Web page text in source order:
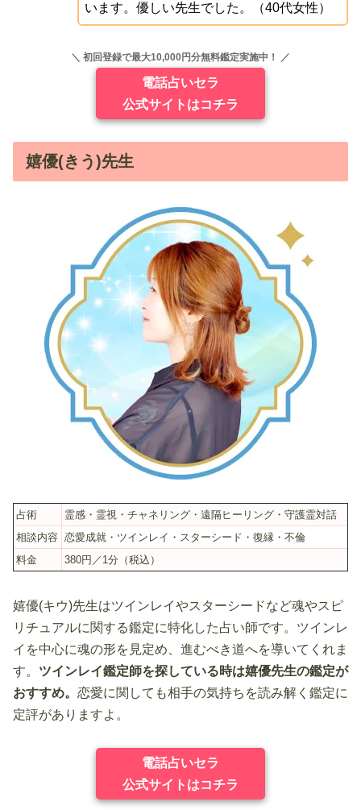
います。優しい先生でした。（40代女性）
＼ 初回登録で最大10,000円分無料鑑定実施中！ ／
電話占いセラ
公式サイトはコチラ
嬉優(きう)先生
占術
霊感・霊視・チャネリング・遠隔ヒーリング・守護霊対話
相談内容 恋愛成就・ツインレイ・スターシード・復縁・不倫
料金
380円／1分（税込）
嬉優(キウ)先生はツインレイやスターシードなど魂やスピ
リチュアルに関する鑑定に特化した占い師です。ツインレ
イを中心に魂の形を見定め、進むべき道へを導いてくれま
す。 ツインレイ鑑定師を探している時は嬉優先生の鑑定が
おすすめ。 恋愛に関しても相手の気持ちを読み解く鑑定に
定評がありますよ。
電話占いセラ
公式サイトはコチラ